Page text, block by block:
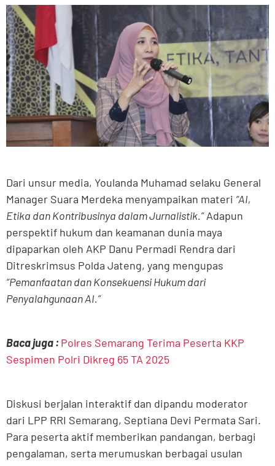
Dari unsur media, Youlanda Muhamad selaku General
Manager Suara Merdeka menyampaikan materi “AI,
Etika dan Kontribusinya dalam Jurnalistik.”Adapun
perspektif hukum dan keamanan dunia maya
dipaparkan oleh AKP Danu Permadi Rendra dari
Ditreskrimsus Polda Jateng, yang mengupas
“Pemanfaatan dan Konsekuensi Hukum dari
Penyalahgunaan AI.”
Baca juga : Polres Semarang Terima Peserta KKP
Sespimen Polri Dikreg 65 TA 2025
Diskusi berjalan interaktif dan dipandu moderator
dari LPP RRI Semarang, Septiana Devi Permata Sari.
Para peserta aktif memberikan pandangan, berbagi
pengalaman, serta merumuskan berbagai usulan